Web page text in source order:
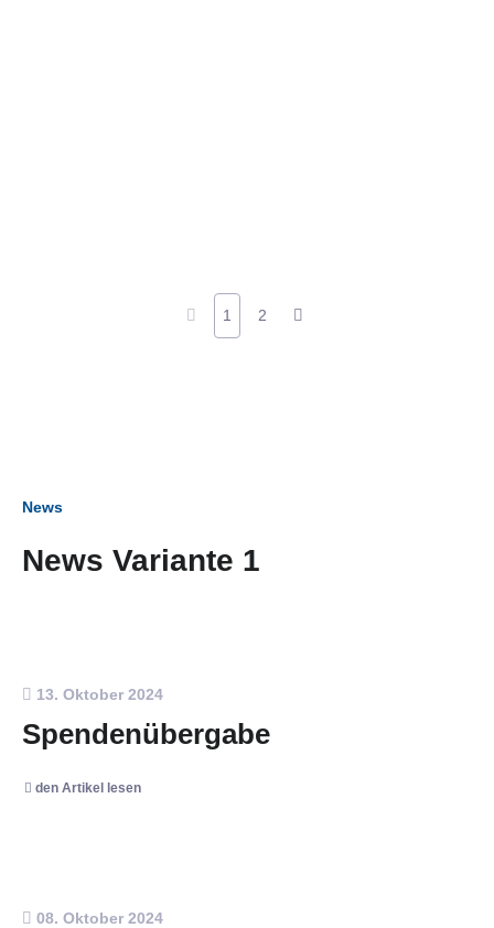
1 2
News
News Variante 1
13. Oktober 2024
Spendenübergabe
den Artikel lesen
08. Oktober 2024